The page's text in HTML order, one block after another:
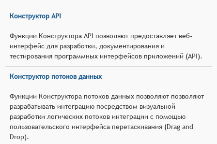
Конструктор API
Функции Конструктора API позволяют предоставляет веб-
интерфейс для разработки, документирования и
тестирования программных интерфейсов приложений (API).
Конструктор потоков данных
Функции Конструктора потоков данных позволяют позволяют
разрабатывать интеграцию посредством визуальной
разработки логических потоков интеграции с помощью
пользовательского интерфейса перетаскивания (Drag and
Drop).